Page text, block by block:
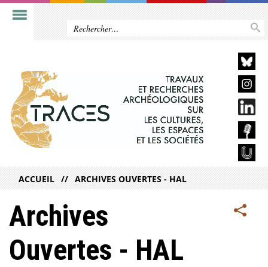
ACCUEIL ARCHIVES OUVERTES - HAL
Archives
Ouvertes - HAL